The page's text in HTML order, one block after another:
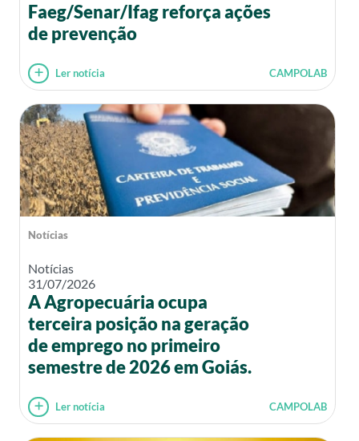
Faeg/Senar/Ifag reforça ações
de prevenção
Ler notícia CAMPOLAB
Notícias
Notícias
31/07/2026
A Agropecuária ocupa
terceira posição na geração
de emprego no primeiro
semestre de 2026 em Goiás.
Ler notícia CAMPOLAB